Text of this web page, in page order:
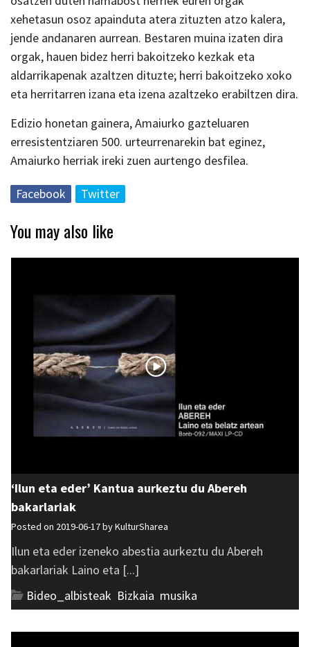
xehetasun osoz apainduta atera zituzten atzo kalera,
jende andanaren aurrean. Bestaren muina izaten dira
orgak, hauen bidez herri bakoitzeko kezkak eta
aldarrikapenak azaltzen dituzte; herri bakoitzeko xoko
eta herritarren izana eta izena azaltzeko erabiltzen dira.
Edizio honetan gainera, Amaiurko gazteluaren
erresistentziaren 500. urteurrenarekin bat eginez,
Amaiurko herriak ireki zuen aurtengo desfilea.
Facebook Twitter
You may also like
‘Ilun eta eder’ Kantua aurkeztu du Abereh
bakarlariak
Posted on 2019-06-17 byKulturSharea
Ilun eta eder izeneko abestia aurkeztu du Abereh
bakarlariak Laino eta [...]
Bideo_albisteak Bizkaia musika